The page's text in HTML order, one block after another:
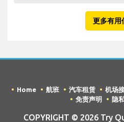
更多有用
Home 航班 汽车租赁 机场
免责声明
隐
COPYRIGHT © 2026 Try